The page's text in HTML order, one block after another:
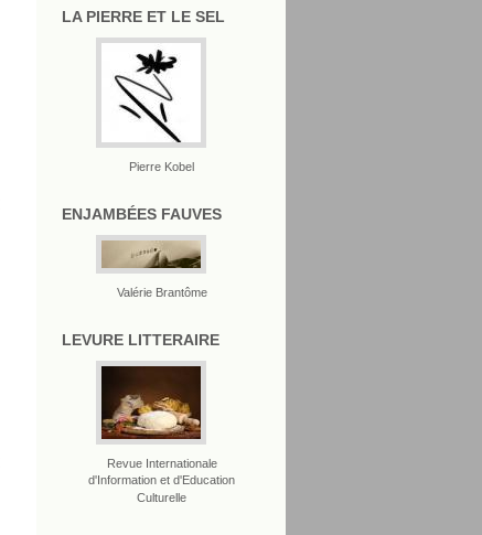
LA PIERRE ET LE SEL
Pierre Kobel
ENJAMBÉES FAUVES
Valérie Brantôme
LEVURE LITTERAIRE
Revue Internationale
d'Information et d'Education
Culturelle